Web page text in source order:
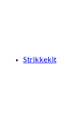
Strikkekit